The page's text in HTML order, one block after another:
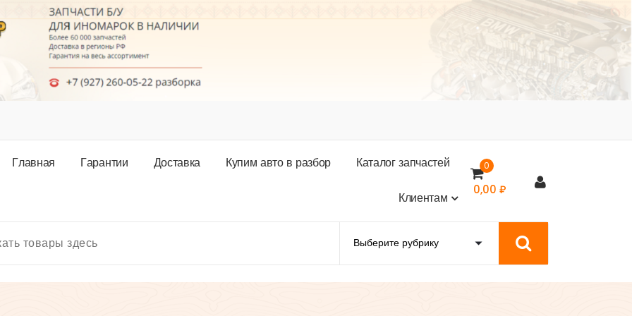
Главная Гарантии Доставка Купим авто в разбор Каталогзапчастей
Клиентам
0
0,00 ₽